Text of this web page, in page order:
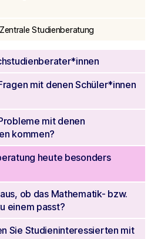
Studienberatung
mit denen Schüler*innen
mit denen
kommen?
heute besonders
ob das Mathematik- bzw.
einem passt?
Sie Studieninteressierten mit